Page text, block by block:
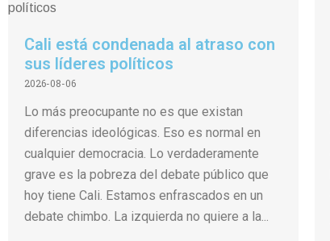
Cali está condenada al atraso con
sus líderes políticos
2026-08-06
Lo más preocupante no es que existan
diferencias ideológicas. Eso es normal en
cualquier democracia. Lo verdaderamente
grave es la pobreza del debate público que
hoy tiene Cali. Estamos enfrascados en un
debate chimbo. La izquierda no quiere a la...